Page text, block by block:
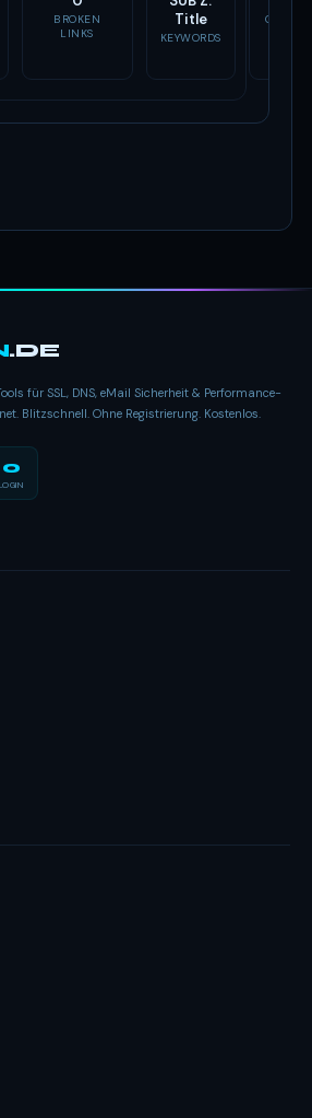
BROKEN
LINKS
Title
KEYWORDS
OG
.DE
für SSL, DNS, eMail Sicherheit & Performance-
Blitzschnell. Ohne Registrierung. Kostenlos.
0
LOGIN